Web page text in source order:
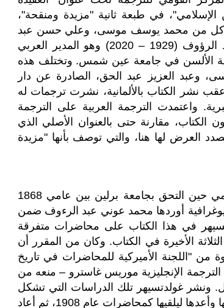
في طبعة ثانية "مزيدة ومنقحة"،
كل من محمد يوسف موسى، وعلي حسن عبد
القادر، وعبد العزيز عبد الحق، وراجعها وقدم لها محمد عوني عبد الرؤوف (1929 – 2020) وهو المدير العربي
لكلية الألسن في جامعة عين شمس. وتختلف هذه
وعبد العزيز عبد الحق، الصادرة عن دار
في مصر، ومكتبة "المثنى" في بغداد عام 1959. وعقب نشر الكتاب بالألمانية، نشرت ترجمات له
واعتمدت الترجمة العربية على الترجمة
مقارنة حتى بالعنوان الأصلي الذي
العرض لها هنا، والتي توصف بأنها "مزيدة
بدأ غولدتسيهر دراسته المنتظمة للغة العربية وآدابها والفقه الإسلامي حين التحق بجامعة برلين بين عامي 1868
قائمة ببليوغرافية أوردها محمد عوني عبد الرءوف ضمن
في هذا الكتاب على محاضرات متفرقة
الأخيرة في الكتاب. وكان من المقرر أن
من "اللجنة الأميركية للمحاضرات في تاريخ
مقدمة الترجمة الإنجليزية موريس غاسترو – منعه من
ونشر غولدتسيهر تلك الدراسات التي تشكل
متون تلك المحاضرات في العام 1988 ثم أعاد النظر فيها وأضاف إليها وأعدها ليلقيها كمحاضرات عام 1908، ثم أعاد